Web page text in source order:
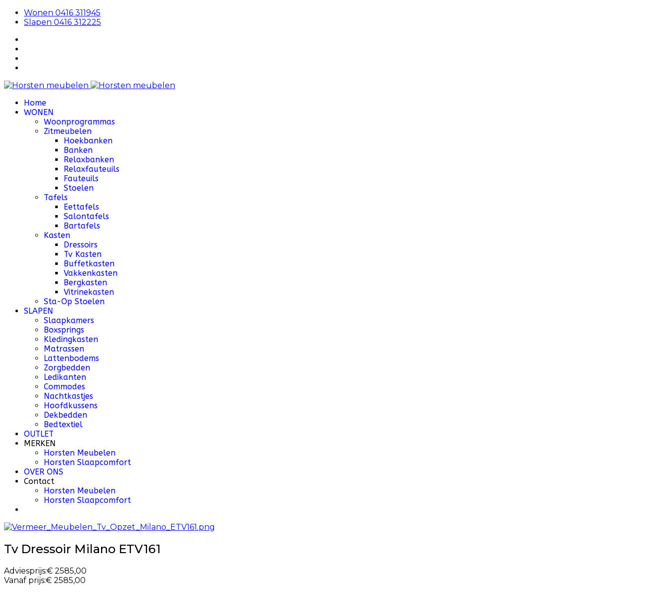
Wonen 0416 311945
Slapen 0416 312225
Home
WONEN
Woonprogrammas
Zitmeubelen
Hoekbanken
Banken
Relaxbanken
Relaxfauteuils
Fauteuils
Stoelen
Tafels
Eettafels
Salontafels
Bartafels
Kasten
Dressoirs
Tv Kasten
Buffetkasten
Vakkenkasten
Bergkasten
Vitrinekasten
Sta-Op Stoelen
SLAPEN
Slaapkamers
Boxsprings
Kledingkasten
Matrassen
Lattenbodems
Zorgbedden
Ledikanten
Commodes
Nachtkastjes
Hoofdkussens
Dekbedden
Bedtextiel
OUTLET
MERKEN
Horsten Meubelen
Horsten Slaapcomfort
OVER ONS
Contact
Horsten Meubelen
Horsten Slaapcomfort
Tv Dressoir Milano ETV161
Adviesprijs:€ 2585,00
Vanaf prijs:€ 2585,00